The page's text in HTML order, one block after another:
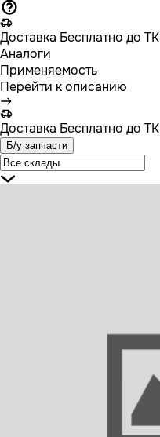
Доставка Бесплатно до ТК
Аналоги
Применяемость
Перейти к описанию
Доставка Бесплатно до ТК
Б/у запчасти